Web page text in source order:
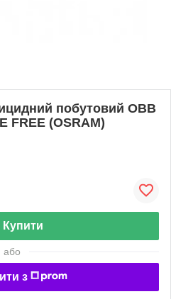
побутовий OBB
FREE (OSRAM)
Купити
або
з